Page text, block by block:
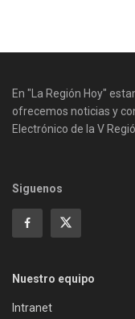
En "La Región Hoy"
ofrecemos noticias y
Electrónico de la V
Siguenos
Nuestro equipo
Intranet